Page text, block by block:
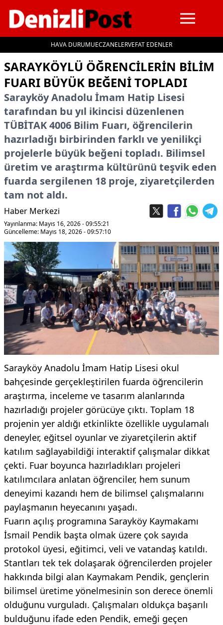
HAVA DURUMUECZANELERVEFAT EDENLER
SARAYKÖYLÜ ÖĞRENCILERIN BILIM
FUARI BÜYÜK BEĞENI TOPLADI
Sarayköy Anadolu İmam Hatip Lisesi
tarafından bu yıl ikincisi düzenlenen
TÜBİTAK 4006 Bilim Fuarı, öğrencilerin
hazırladığı birbirinden farklı ve yenilikçi
projelerle büyük beğeni topladı. Bilimsel
üretim ve araştırma kültürünü teşvik eden
fuarda sergilenen 18 proje, ziyaretçilerden
tam not aldı.
Haber Merkezi
Yayınlanma: Mayıs 16, 2026 - 09:55:21
Güncelleme: Mayıs 18, 2026 - 09:57:10
Sarayköy Anadolu İmam Hatip Lisesi okul
bahçesinde gerçekleştirilen fuarda öğrencilerin
araştırma, inceleme ve tasarım alanlarında
hazırladığı projeler görücüye çıktı. Toplam 18
projenin yer aldığı etkinlikte özellikle uygulamalı
deneyler, eğitsel oyunlar ve ziyaretçilerin aktif
katılım sağlayabildiği interaktif çalışmalar dikkat
çekti. Fuar boyunca hazırladıkları projeleri
katılımcılara anlatan öğrenciler, hem sunum
deneyimi kazandı hem de bilimsel çalışmalarını
paylaşmanın heyecanını yaşadı.
Fuarın açılış programına Sarayköy Kaymakamı
İsmail Pendik başta olmak üzere çok sayıda
protokol üyesi, eğitimci, veli ve vatandaş katıldı.
Stantları tek tek dolaşarak öğrencilerden projeler
hakkında bilgi alan Kaymakam Pendik, gençlerin
bilimsel üretime yönelmesinin son derece önemli
olduğunu vurguladı. Çalışmaları oldukça başarılı
bulduğunu ifade eden Pendik, emeği geçen